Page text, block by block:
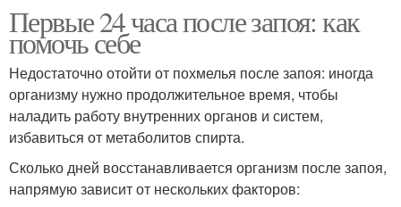
Первые 24 часа после запоя: как
помочь себе
Недостаточно отойти от похмелья после запоя: иногда
организму нужно продолжительное время, чтобы
наладить работу внутренних органов и систем,
избавиться от метаболитов спирта.
Сколько дней восстанавливается организм после запоя,
напрямую зависит от нескольких факторов: